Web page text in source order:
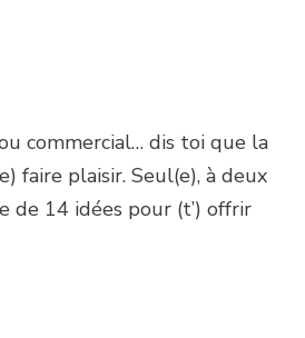
commercial… dis toi que la
faire plaisir. Seul(e), à deux
de 14 idées pour (t’) offrir